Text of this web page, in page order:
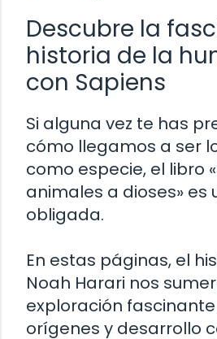
Descubre la
historia de la
con Sapiens
Si alguna vez te has
cómo llegamos a ser
como especie, el libro
animales a dioses» es
obligada.
En estas páginas, el
Noah Harari nos
exploración
orígenes y desarrollo